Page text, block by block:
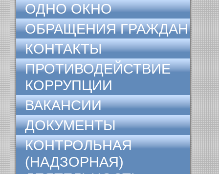
ОДНО ОКНО
ОБРАЩЕНИЯ ГРАЖДАН
КОНТАКТЫ
ПРОТИВОДЕЙСТВИЕ
КОРРУПЦИИ
ВАКАНСИИ
ДОКУМЕНТЫ
КОНТРОЛЬНАЯ
(НАДЗОРНАЯ)